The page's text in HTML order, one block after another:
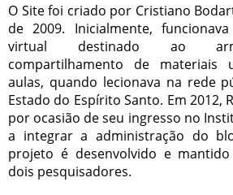
O Site foi criado por Cristiano
de 2009. Inicialmente,
virtual destinado ao
compartilhamento de materiais
aulas, quando lecionava na rede
Estado do Espírito Santo. Em 2012,
por ocasião de seu ingresso no
a integrar a administração do
projeto é desenvolvido e
dois pesquisadores.